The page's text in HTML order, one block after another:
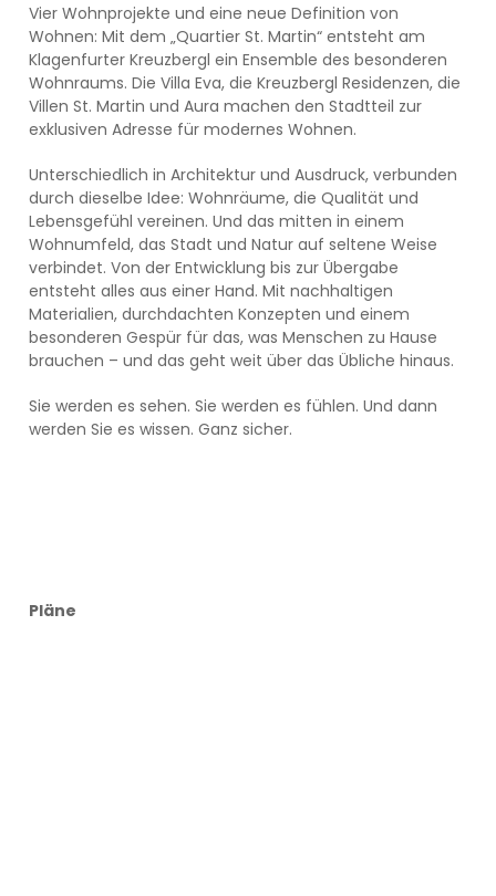
Vier Wohnprojekte und eine neue Definition von
Wohnen: Mit dem „Quartier St. Martin“ entsteht am
Klagenfurter Kreuzbergl ein Ensemble des besonderen
Wohnraums. Die Villa Eva, die Kreuzbergl Residenzen, die
Villen St. Martin und Aura machen den Stadtteil zur
exklusiven Adresse für modernes Wohnen.
Unterschiedlich in Architektur und Ausdruck, verbunden
durch dieselbe Idee: Wohnräume, die Qualität und
Lebensgefühl vereinen. Und das mitten in einem
Wohnumfeld, das Stadt und Natur auf seltene Weise
verbindet. Von der Entwicklung bis zur Übergabe
entsteht alles aus einer Hand. Mit nachhaltigen
Materialien, durchdachten Konzepten und einem
besonderen Gespür für das, was Menschen zu Hause
brauchen – und das geht weit über das Übliche hinaus.
Sie werden es sehen. Sie werden es fühlen. Und dann
werden Sie es wissen. Ganz sicher.
Pläne